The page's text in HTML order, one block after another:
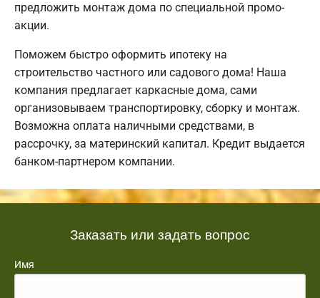
предложить монтаж дома по специальной промо-
акции.
Поможем быстро оформить ипотеку на
строительство частного или садового дома! Наша
компания предлагает каркасные дома, сами
организовываем транспортировку, сборку и монтаж.
Возможна оплата наличными средствами, в
рассрочку, за материнский капитал. Кредит выдается
банком-партнером компании.
Заказать или задать вопрос
Имя